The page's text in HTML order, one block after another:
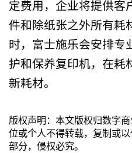
定费用，企业将提供客
件和除纸张之外所有耗
时，富士施乐会安排专
护和保养复印机，在耗
新耗材。
版权声明：本文版权归数字
位或个人不得转载，复制或
部分，侵权必究。